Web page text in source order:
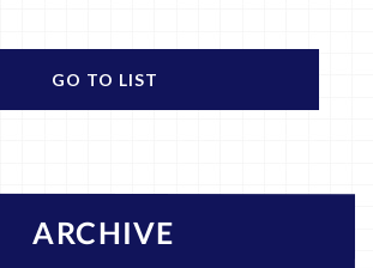
GO TO LIST
ARCHIVE